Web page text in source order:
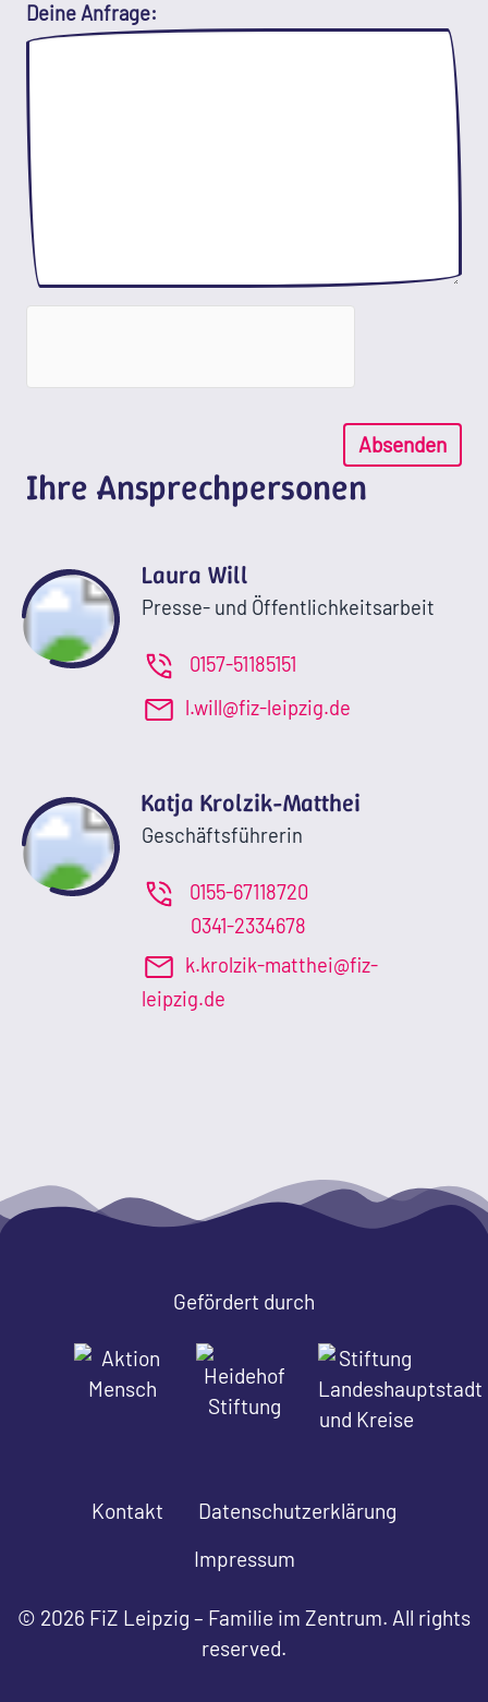
Deine Anfrage:
Absenden
Ihre Ansprechpersonen
Laura Will
Presse- und Öffentlichkeitsarbeit
0157-51185151
l.will@fiz-leipzig.de
Katja Krolzik-Matthei
Geschäftsführerin
0155-67118720
0341-2334678
k.krolzik-matthei@fiz-
leipzig.de
Gefördert durch
Kontakt
Datenschutzerklärung
Impressum
© 2026 FiZ Leipzig – Familie im Zentrum. All rights
reserved.